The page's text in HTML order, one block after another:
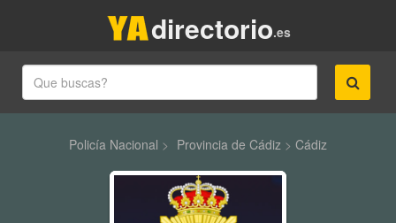
.es
directorio
Policía Nacional > Provincia de Cádiz > Cádiz